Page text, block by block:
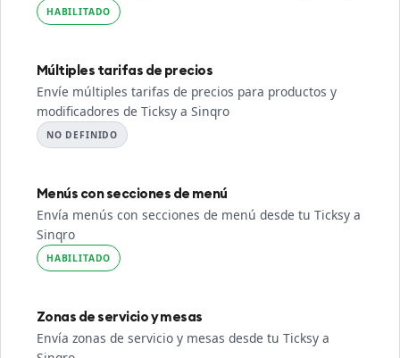
HABILITADO
Múltiples tarifas de precios
Envíe múltiples tarifas de precios para productos y
modificadores de Ticksy a Sinqro
NO DEFINIDO
Menús con secciones de menú
Envía menús con secciones de menú desde tu Ticksy a
Sinqro
HABILITADO
Zonas de servicio y mesas
Envía zonas de servicio y mesas desde tu Ticksy a